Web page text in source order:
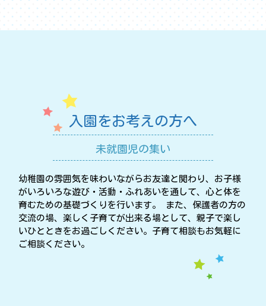
入園をお考えの方へ
未就園児の集い
幼稚園の雰囲気を味わいながらお友達と関わり、お子様
がいろいろな遊び・活動・ふれあいを通して、心と体を
育むための基礎づくりを行います。 また、保護者の方の
交流の場、楽しく子育てが出来る場として、親子で楽し
いひとときをお過ごしください。子育て相談もお気軽に
ご相談ください。